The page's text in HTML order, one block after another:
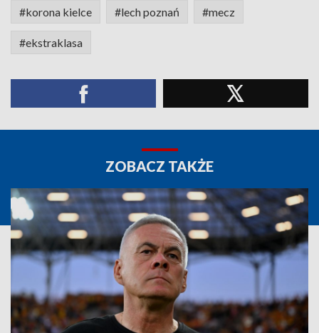
#korona kielce #lech poznań #mecz
#ekstraklasa
ZOBACZ TAKŻE